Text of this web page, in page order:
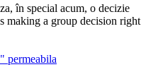
în special acum, o decizie
making a group decision right